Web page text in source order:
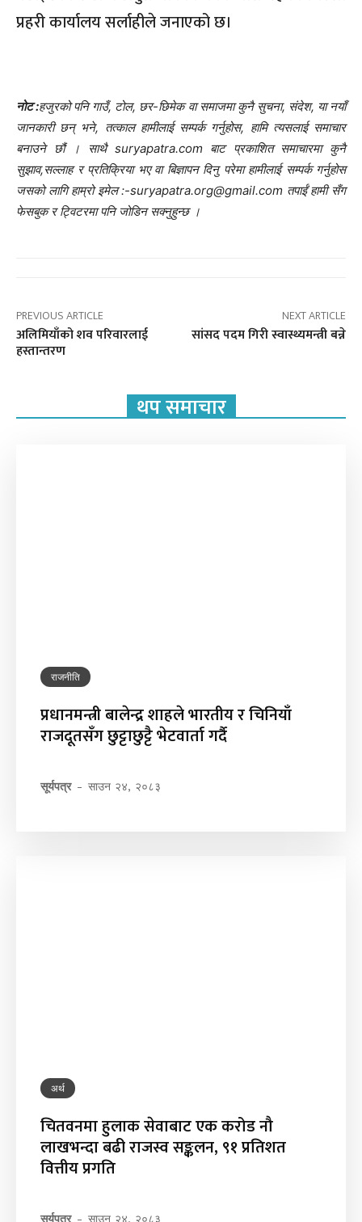
प्रहरी कार्यालय सर्लाहीले जनाएको छ।
नोट :हजुरको पनि गाउँ, टोल, छर-छिमेक वा समाजमा कुनै सुचना, संदेश, या नयाँ
जानकारी छन् भने, तत्काल हामीलाई सम्पर्क गर्नुहोस, हामि त्यसलाई समाचार
बनाउने छौं । साथै suryapatra.com बाट प्रकाशित समाचारमा कुनै
सुझाव,सल्लाह र प्रतिक्रिया भए वा बिज्ञापन दिनु परेमा हामीलाई सम्पर्क गर्नुहोस
जसको लागि हाम्रो इमेल :-suryapatra.org@gmail.com तपाईं हामी सँग
फेसबुक र ट्विटरमा पनि जोडिन सक्नुहुन्छ ।
PREVIOUS ARTICLE
अलिमियाँको शव परिवारलाई
हस्तान्तरण
NEXT ARTICLE
सांसद पदम गिरी स्वास्थ्यमन्त्री बन्ने
थप समाचार
राजनीति
प्रधानमन्त्री बालेन्द्र शाहले भारतीय र चिनियाँ
राजदूतसँग छुट्टाछुट्टै भेटवार्ता गर्दै
सूर्यपत्र - साउन २४, २०८३
अर्थ
चितवनमा हुलाक सेवाबाट एक करोड नौ
लाखभन्दा बढी राजस्व सङ्कलन, ९१ प्रतिशत
वित्तीय प्रगति
सूर्यपत्र - साउन २४, २०८३